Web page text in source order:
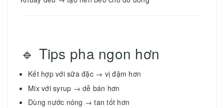
🔹 Tips pha ngon hơn
Kết hợp với sữa đặc → vị đậm hơn
Mix với syrup → dễ bán hơn
Dùng nước nóng → tan tốt hơn